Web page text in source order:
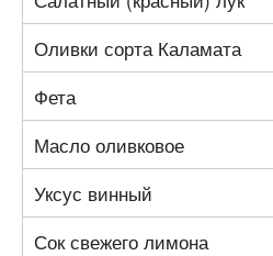
Оливки сорта Каламата
Фета
Масло оливковое
Уксус винный
Сок свежего лимона